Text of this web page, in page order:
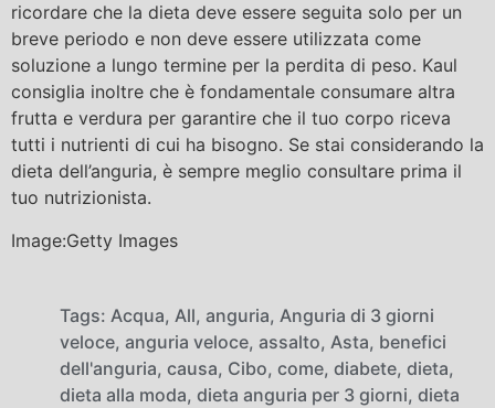
ricordare che la dieta deve essere seguita solo per un
breve periodo e non deve essere utilizzata come
soluzione a lungo termine per la perdita di peso. Kaul
consiglia inoltre che è fondamentale consumare altra
frutta e verdura per garantire che il tuo corpo riceva
tutti i nutrienti di cui ha bisogno. Se stai considerando la
dieta dell’anguria, è sempre meglio consultare prima il
tuo nutrizionista.
Image:Getty Images
Tags: Acqua, All, anguria, Anguria di 3 giorni
veloce, anguria veloce, assalto, Asta, benefici
dell'anguria, causa, Cibo, come, diabete, dieta,
dieta alla moda, dieta anguria per 3 giorni, dieta